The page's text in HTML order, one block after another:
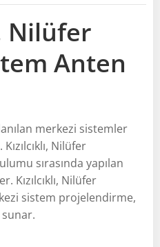
Nilüfer
Anten
merkezi sistemler
Nilüfer
sırasında yapılan
Kızılcıklı, Nilüfer
sistem projelendirme,